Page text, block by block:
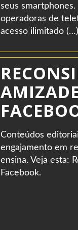
seus
operadoras de
acesso ilimitado (…)
Conteúdos
engajamento em
ensina. Veja esta:
Facebook.